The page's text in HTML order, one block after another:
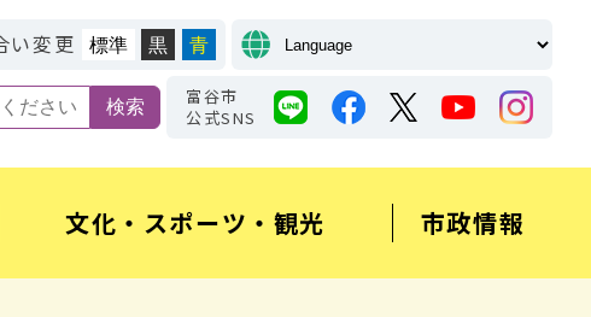
い変更 標準 黒 青
富谷市
公式SNS
文化・スポーツ・観光 市政情報